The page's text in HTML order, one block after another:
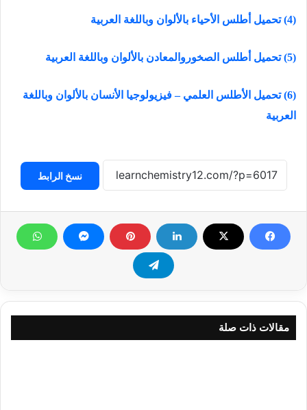
(4) تحميل أطلس الأحياء بالألوان وباللغة العربية
(5) تحميل أطلس الصخوروالمعادن بالألوان وباللغة العربية
(6) تحميل الأطلس العلمي – فيزيولوجيا الأنسان بالألوان وباللغة
العربية
نسخ الرابط
مقالات ذات صلة